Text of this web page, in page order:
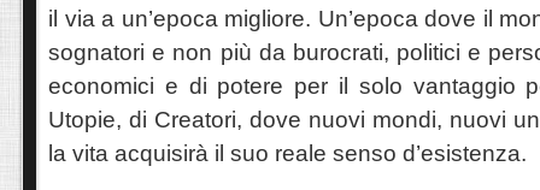
il via a un’epoca migliore. Un’epoca dove il
sognatori e non più da burocrati, politici e
economici e di potere per il solo vantaggio
Utopie, di Creatori, dove nuovi mondi, nuovi
la vita acquisirà il suo reale senso d’esistenza.